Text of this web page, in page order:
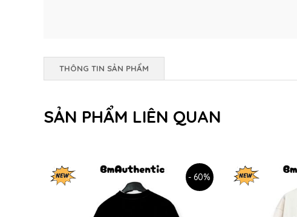
THÔNG TIN SẢN PHẨM
SẢN PHẨM LIÊN QUAN
- 60%